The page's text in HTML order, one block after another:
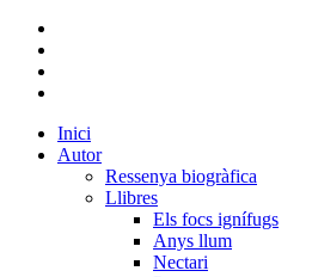
Close
Menu
Inici
Autor
Ressenya biogràfica
Llibres
Els focs ignífugs
Anys llum
Nectari